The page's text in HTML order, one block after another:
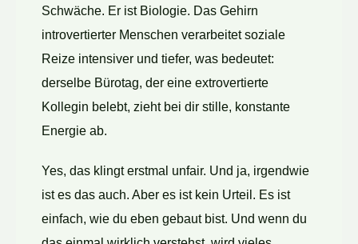
Schwäche. Er ist Biologie. Das Gehirn
introvertierter Menschen verarbeitet soziale
Reize intensiver und tiefer, was bedeutet:
derselbe Bürotag, der eine extrovertierte
Kollegin belebt, zieht bei dir stille, konstante
Energie ab.
Yes, das klingt erstmal unfair. Und ja, irgendwie
ist es das auch. Aber es ist kein Urteil. Es ist
einfach, wie du eben gebaut bist. Und wenn du